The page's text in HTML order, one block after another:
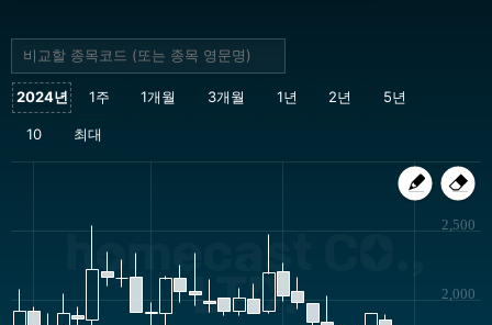
homecast CO.,
LTD. 2,000
2,500